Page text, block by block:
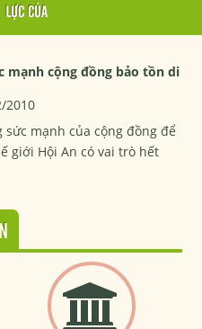
LỰC CỦA
mạnh cộng đồng bảo tồn di
2010
sức mạnh của cộng đồng để
giới Hội An có vai trò hết